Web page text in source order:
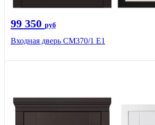
99 350 руб
Входная дверь СМ370/1 Е1